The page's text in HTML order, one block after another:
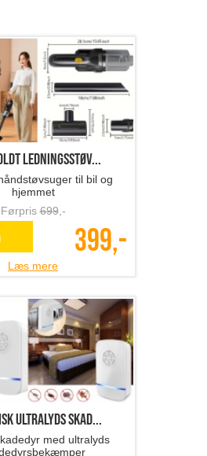
ledningsstøv...
til bil og
hjemmet
Førpris699,-
399,-
Læs mere
ultralyds skad...
med ultralyds